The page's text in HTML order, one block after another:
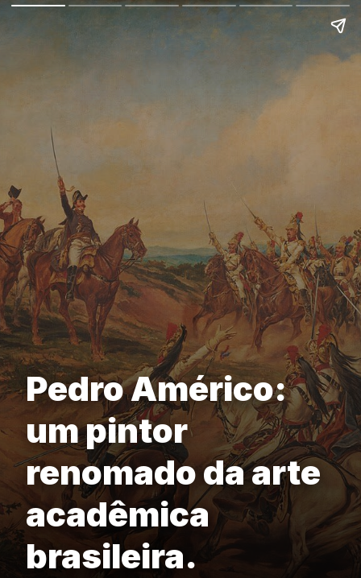
Pedro Américo:
um pintor
renomado da arte
acadêmica
brasileira.